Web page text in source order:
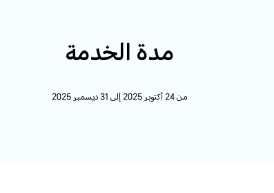
مدة الخدمة
من 24 أكتوبر 2025 إلى 31 ديسمبر 2025